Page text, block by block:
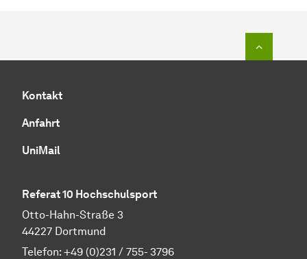
Kontakt
Anfahrt
UniMail
Referat 10 Hochschulsport
Otto-Hahn-Straße 3
44227 Dortmund
Telefon: +49 (0)231 / 755- 3796